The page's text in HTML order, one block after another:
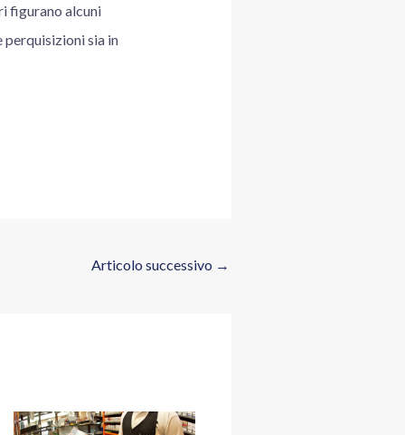
figurano alcuni
sia in
Articolo successivo →